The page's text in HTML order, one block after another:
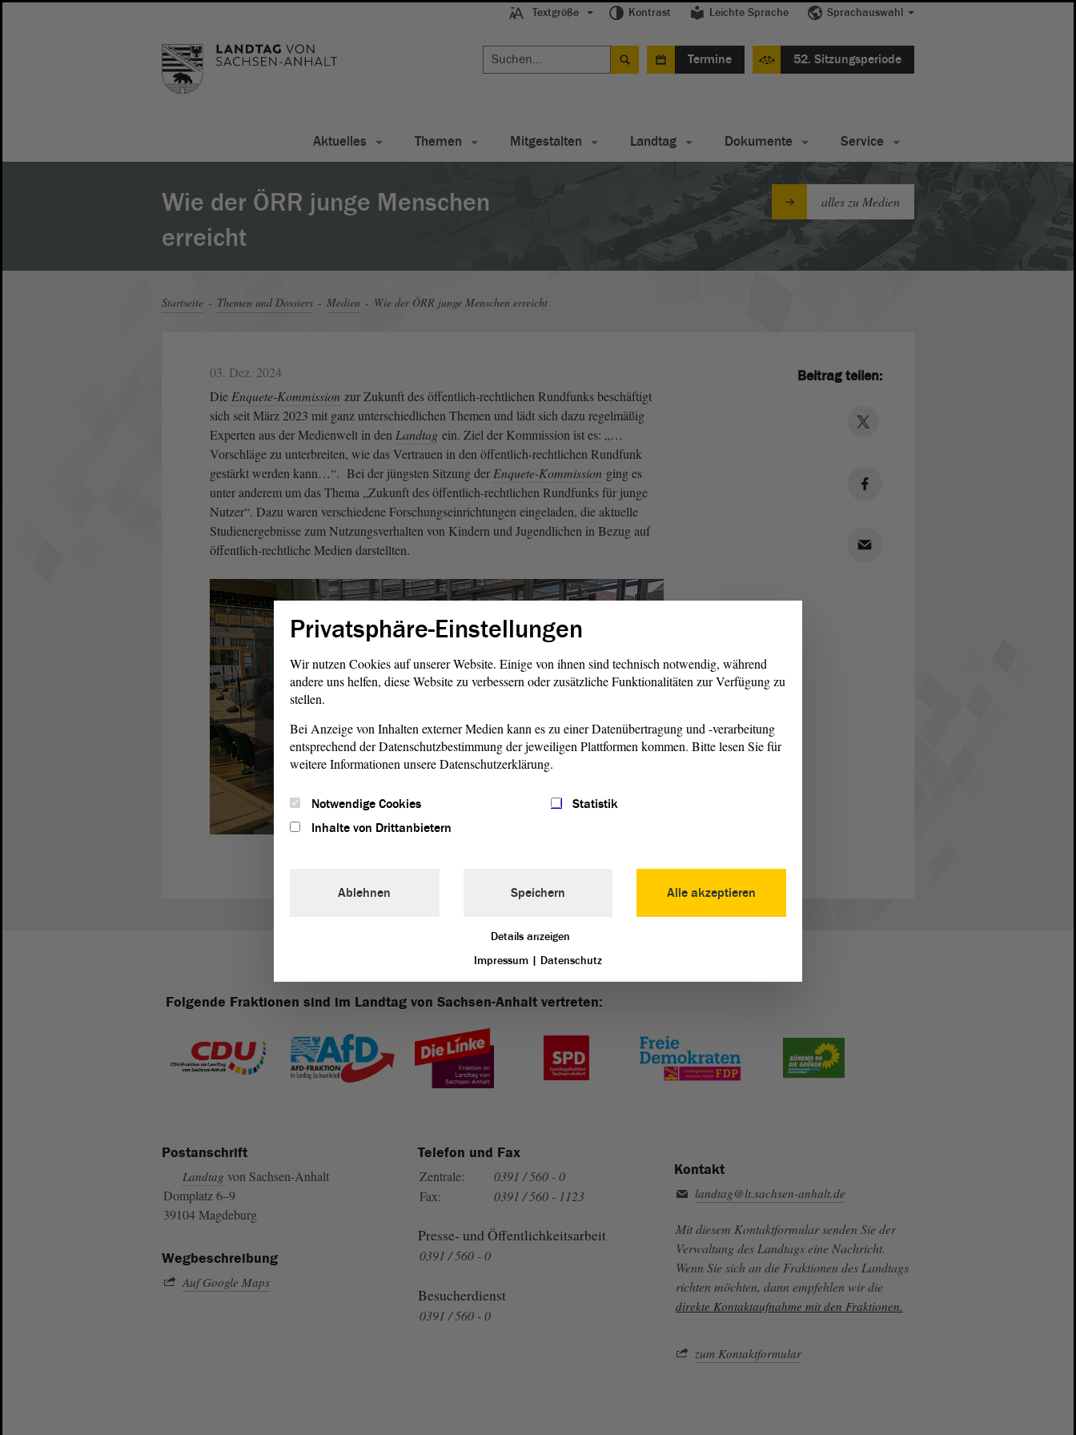
Textgröße Kontrast Leichte Sprache Sprachauswahl
Termine 52. Sitzungsperiode
Aktuelles Themen Mitgestalten Landtag Dokumente Service
Wie der ÖRR junge Menschen
erreicht
alles zu Medien
Startseite Themen und Dossiers Medien Wie der ÖRR junge Menschen erreicht
03. Dez. 2024
Die Enquete-Kommission zur Zukunft des öffentlich-rechtlichen Rundfunks beschäftigt
sich seit März 2023 mit ganz unterschiedlichen Themen und lädt sich dazu regelmäßig
Experten aus der Medienwelt in den Landtag ein. Ziel der Kommission ist es: „…
Vorschläge zu unterbreiten, wie das Vertrauen in den öffentlich-rechtlichen Rundfunk
gestärkt werden kann…“. Bei der jüngsten Sitzung der Enquete-Kommission ging es
unter anderem um das Thema „Zukunft des öffentlich-rechtlichen Rundfunks für junge
Nutzer“. Dazu waren verschiedene Forschungseinrichtungen eingeladen, die aktuelle
Studienergebnisse zum Nutzungsverhalten von Kindern und Jugendlichen in Bezug auf
öffentlich-rechtliche Medien darstellten.
(Instagram) übermittelt und Cookies durch diese Plattformen
gesetzt werden. Unsere
Datenschutzerklärungenthält
Akzeptieren und Inhalt laden
Beitrag teilen:
Folgende Fraktionen sind im Landtag von Sachsen-Anhalt vertreten:
Postanschrift
Landtag von Sachsen-Anhalt
Domplatz 6–9
39104 Magdeburg
Wegbeschreibung
Auf Google Maps
Telefon und Fax
Zentrale:
0391 / 560 - 0
Fax:
0391 / 560 - 1123
Presse- und Öffentlichkeitsarbeit
0391 / 560 - 0
Besucherdienst
0391 / 560 - 0
Kontakt
landtag@lt.sachsen-anhalt.de
Mit diesem Kontaktformular senden Sie der
Verwaltung des Landtags eine Nachricht.
Wenn Sie sich an die Fraktionen des Landtags
richten möchten, dann empfehlen wir die
direkte Kontaktaufnahme mit den Fraktionen.
zum Kontaktformular
Privatsphäre-Einstellungen
Wir nutzen Cookies auf unserer Website. Einige von ihnen sind technisch notwendig, während
andere uns helfen, diese Website zu verbessern oder zusätzliche Funktionalitäten zur Verfügung zu
stellen.
Bei Anzeige von Inhalten externer Medien kann es zu einer Datenübertragung und -verarbeitung
entsprechend der Datenschutzbestimmung der jeweiligen Plattformen kommen. Bitte lesen Sie für
weitere Informationen unsere Datenschutzerklärung.
Notwendige Cookies
Statistik
Inhalte von Drittanbietern
Alle akzeptieren
Ablehnen Speichern
Details anzeigen
Impressum | Datenschutz